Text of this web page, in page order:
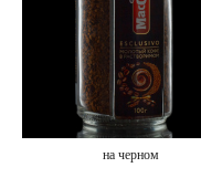
на черном